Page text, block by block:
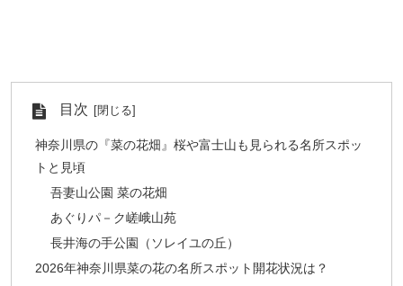
目次
神奈川県の『菜の花畑』桜や富士山も見られる名所スポッ
トと見頃
吾妻山公園 菜の花畑
あぐりパ－ク嵯峨山苑
長井海の手公園（ソレイユの丘）
2026年神奈川県菜の花の名所スポット開花状況は？